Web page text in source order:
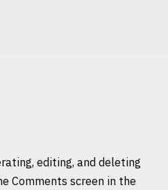
editing, and deleting
Comments screen in the